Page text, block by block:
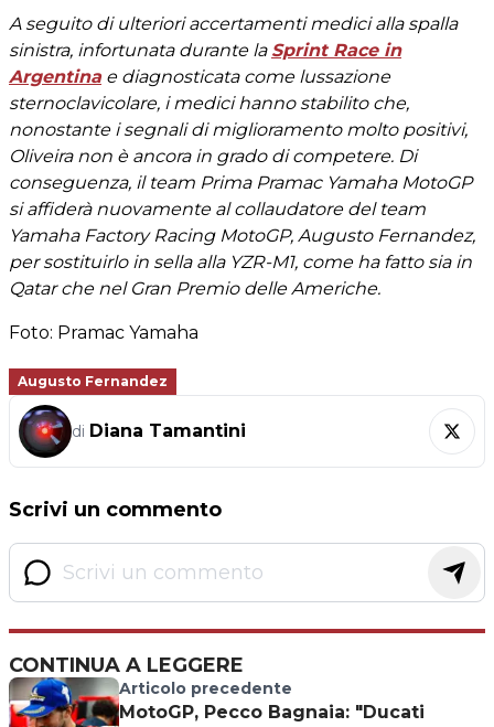
A seguito di ulteriori accertamenti medici alla spalla
sinistra, infortunata durante la Sprint Race in
Argentinae diagnosticata come lussazione
sternoclavicolare, i medici hanno stabilito che,
nonostante i segnali di miglioramento molto positivi,
Oliveira non è ancora in grado di competere. Di
conseguenza, il team Prima Pramac Yamaha MotoGP
si affiderà nuovamente al collaudatore del team
Yamaha Factory Racing MotoGP, Augusto Fernandez,
per sostituirlo in sella alla YZR-M1, come ha fatto sia in
Qatar che nel Gran Premio delle Americhe.
Foto: Pramac Yamaha
Augusto Fernandez
di Diana Tamantini
Scrivi un commento
CONTINUA A LEGGERE
Articolo precedente
MotoGP, Pecco Bagnaia: "Ducati